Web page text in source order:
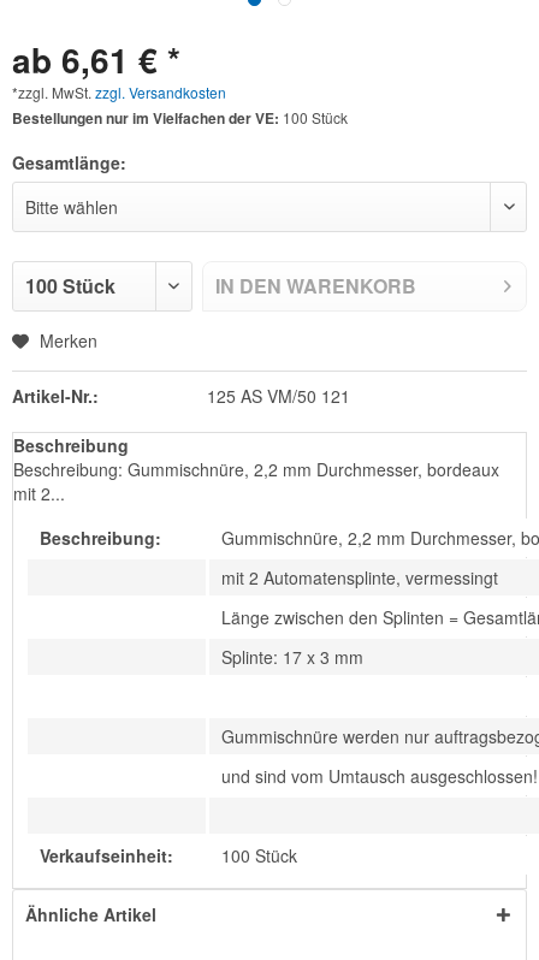
ab 6,61 € *
*zzgl. MwSt. zzgl. Versandkosten
Bestellungen nur im Vielfachen der VE: 100 Stück
Gesamtlänge:
IN DEN WARENKORB
Merken
Artikel-Nr.: 125 AS VM/50 121
Beschreibung
Beschreibung: Gummischnüre, 2,2 mm Durchmesser, bordeaux
mit 2...
Beschreibung:
Gummischnüre, 2,2 mm Durchmesser,
mit 2 Automatensplinte, vermessingt
Länge zwischen den Splinten =
Splinte: 17 x 3 mm
Gummischnüre werden nur
und sind vom Umtausch ausgeschlossen!
Verkaufseinheit: 100 Stück
Ähnliche Artikel